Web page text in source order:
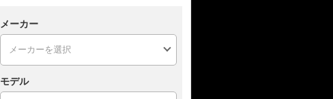
メーカー
モデル